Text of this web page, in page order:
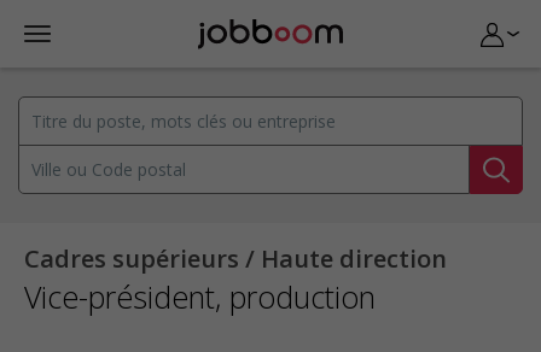
Cadres supérieurs / Haute direction
Vice-président, production